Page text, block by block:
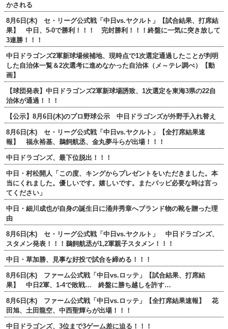
かされる
8月6日(木) セ・リーグ公式戦「中日vs.ヤクルト」【試合結果、打席結
果】 中日、5-0で勝利！！！ 完封勝利！！！終盤に一気に突き放して
3連勝！！！
中日ドラゴンズ2軍新球場候補地、現時点で1次選定通過したことが判明
した自治体一覧＆2次選考に進めなかった自治体（メ～テレ調べ）【動
画】
【球団発表】中日ドラゴンズ2軍新球場誘致、1次選定を東海3県の22自
治体が通過！！！
【公示】8月6日(木)のプロ野球公示 中日ドラゴンズが外野手入れ替え
8月6日(木) セ・リーグ公式戦「中日vs.ヤクルト」【全打席結果速
報】 福永裕基、鵜飼航丞、金丸夢斗らが出場！！！
中日ドラゴンズ、最下位脱出！！！
中日・村松開人「この度、キングからプレゼントをいただきました。本
当にくれました。優しいです。嬉しいです。またバッピ必要な時は言っ
てください」
中日・細川成也が自身の誕生日に涌井秀章へブランド物の靴を贈った理
由
8月6日(木) セ・リーグ公式戦「中日vs.ヤクルト」 中日ドラゴンズ、
スタメン発表！！！鵜飼航丞が1,2軍親子スタメン！！！
中日・草加勝、見事な好投で試合を締める！！！
8月6日(木) ファーム公式戦「中日vs.ロッテ」【試合結果、打席結
果】 中日2軍、1-4で敗戦… 終盤に勝ち越しを許す…
8月6日(木) ファーム公式戦「中日vs.ロッテ」【全打席結果速報】 花
田旭、土田龍空、中西聖輝らが出場！！！
中日ドラゴンズ、3位まで3ゲーム差に迫る！！！